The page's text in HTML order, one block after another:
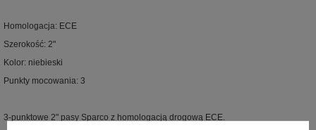
Homologacja: ECE
Szerokość: 2"
Kolor: niebieski
Punkty mocowania: 3
3-punktowe 2" pasy Sparco z homologacją drogową ECE.